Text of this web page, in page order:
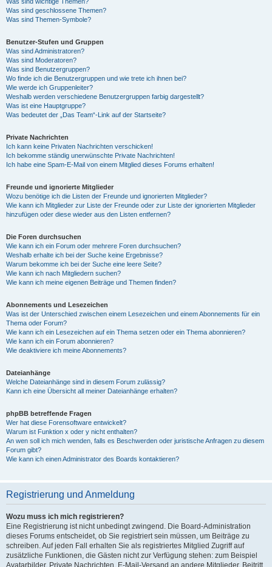
Was sind geschlossene Themen?
Was sind Themen-Symbole?
Benutzer-Stufen und Gruppen
Was sind Administratoren?
Was sind Moderatoren?
Was sind Benutzergruppen?
Wo finde ich die Benutzergruppen und wie trete ich ihnen bei?
Wie werde ich Gruppenleiter?
Weshalb werden verschiedene Benutzergruppen farbig dargestellt?
Was ist eine Hauptgruppe?
Was bedeutet der „Das Team“-Link auf der Startseite?
Private Nachrichten
Ich kann keine Privaten Nachrichten verschicken!
Ich bekomme ständig unerwünschte Private Nachrichten!
Ich habe eine Spam-E-Mail von einem Mitglied dieses Forums erhalten!
Freunde und ignorierte Mitglieder
Wozu benötige ich die Listen der Freunde und ignorierten Mitglieder?
Wie kann ich Mitglieder zur Liste der Freunde oder zur Liste der ignorierten Mitglieder
hinzufügen oder diese wieder aus den Listen entfernen?
Die Foren durchsuchen
Wie kann ich ein Forum oder mehrere Foren durchsuchen?
Weshalb erhalte ich bei der Suche keine Ergebnisse?
Warum bekomme ich bei der Suche eine leere Seite?
Wie kann ich nach Mitgliedern suchen?
Wie kann ich meine eigenen Beiträge und Themen finden?
Abonnements und Lesezeichen
Was ist der Unterschied zwischen einem Lesezeichen und einem Abonnements für ein
Thema oder Forum?
Wie kann ich ein Lesezeichen auf ein Thema setzen oder ein Thema abonnieren?
Wie kann ich ein Forum abonnieren?
Wie deaktiviere ich meine Abonnements?
Dateianhänge
Welche Dateianhänge sind in diesem Forum zulässig?
Kann ich eine Übersicht all meiner Dateianhänge erhalten?
phpBB betreffende Fragen
Wer hat diese Forensoftware entwickelt?
Warum ist Funktion x oder y nicht enthalten?
An wen soll ich mich wenden, falls es Beschwerden oder juristische Anfragen zu diesem
Forum gibt?
Wie kann ich einen Administrator des Boards kontaktieren?
Registrierung und Anmeldung
Wozu muss ich mich registrieren?
Eine Registrierung ist nicht unbedingt zwingend. Die Board-Administration
dieses Forums entscheidet, ob Sie registriert sein müssen, um Beiträge zu
schreiben. Auf jeden Fall erhalten Sie als registriertes Mitglied Zugriff auf
zusätzliche Funktionen, die Gästen nicht zur Verfügung stehen: zum Beispiel
Avatarbilder, Private Nachrichten, E-Mail-Versand an andere Mitglieder, Beitritt